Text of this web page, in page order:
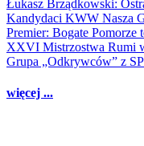
Łukasz Brządkowski:
Kandydaci KWW Nasza
Premier: Bogate Pomorze
XXVI Mistrzostwa Rumi
Grupa „Odkrywców” z
więcej ...